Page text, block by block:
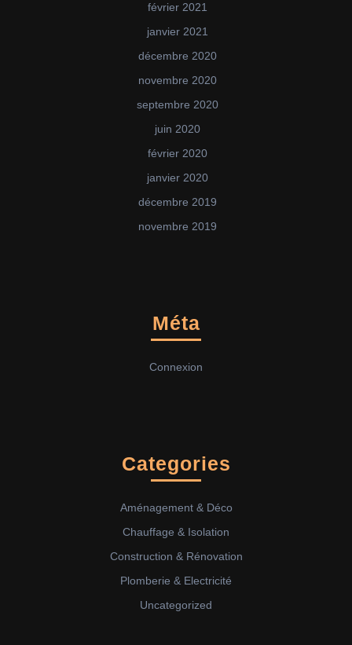
février 2021
janvier 2021
décembre 2020
novembre 2020
septembre 2020
juin 2020
février 2020
janvier 2020
décembre 2019
novembre 2019
Méta
Connexion
Categories
Aménagement & Déco
Chauffage & Isolation
Construction & Rénovation
Plomberie & Electricité
Uncategorized